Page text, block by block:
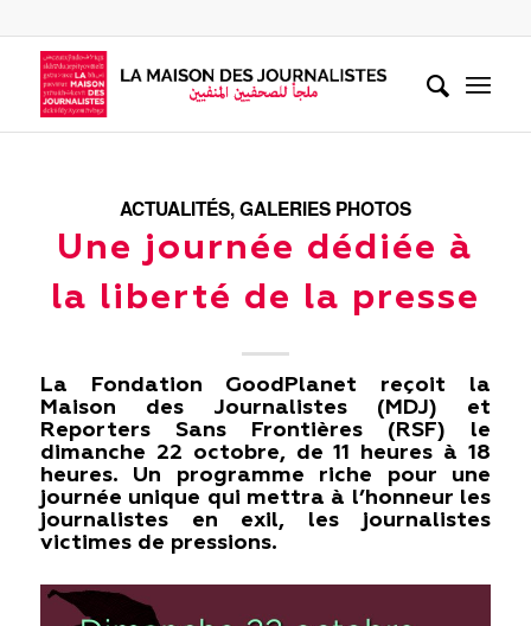
ACTUALITÉS,GALERIES PHOTOS
Une journée dédiée à
la liberté de la presse
La Fondation GoodPlanet reçoit la
Maison des Journalistes (MDJ) et
Reporters Sans Frontières (RSF) le
d imanche 22 octobre, de 11 heures à 18
heures. Un programme riche pour une
journée unique qui mettra à l’honneur les
journalistes en exil, les journalistes
victimes de pressions.